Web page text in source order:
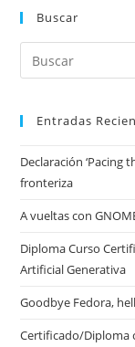
Buscar
Entradas
Declaración ‘Pacing
fronteriza
A vueltas con
Diploma Curso
Artificial Generativa
Goodbye Fedora,
Certificado/Diploma